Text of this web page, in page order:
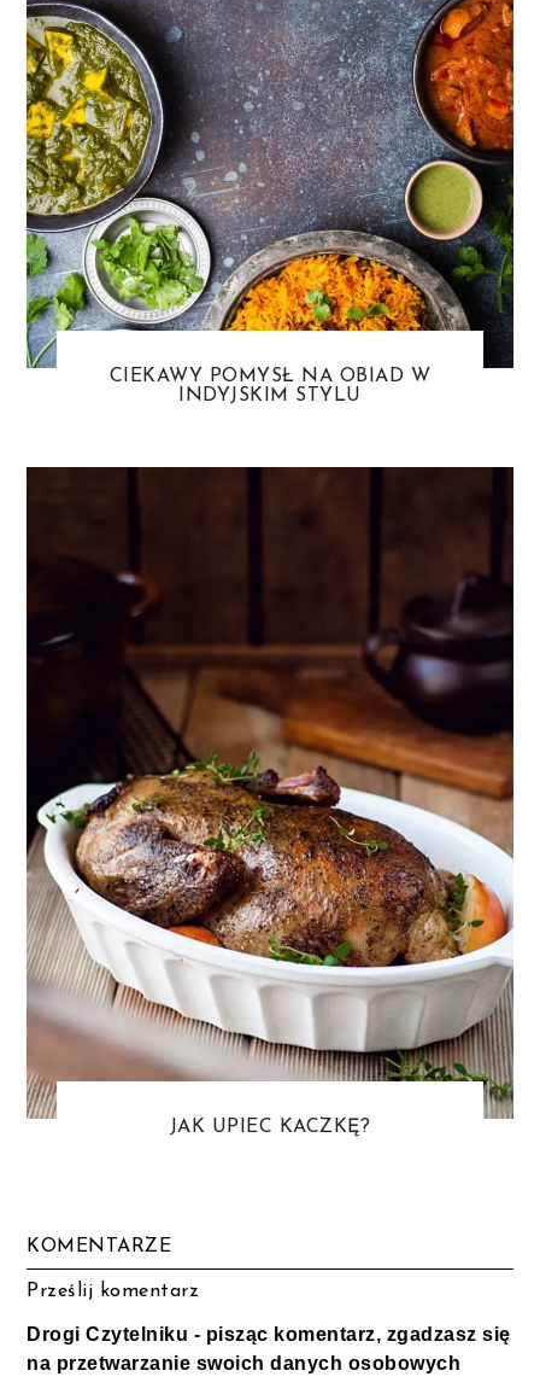
CIEKAWY POMYSŁ NA OBIAD W
INDYJSKIM STYLU
JAK UPIEC KACZKĘ?
KOMENTARZE
Prześlij komentarz
Drogi Czytelniku - pisząc komentarz, zgadzasz się
na przetwarzanie swoich danych osobowych